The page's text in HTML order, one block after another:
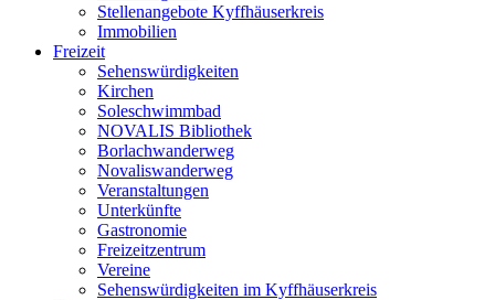
Stellenangebote Kyffhäuserkreis
Immobilien
Freizeit
Sehenswürdigkeiten
Kirchen
Soleschwimmbad
NOVALIS Bibliothek
Borlachwanderweg
Novaliswanderweg
Veranstaltungen
Unterkünfte
Gastronomie
Freizeitzentrum
Vereine
Sehenswürdigkeiten im Kyffhäuserkreis